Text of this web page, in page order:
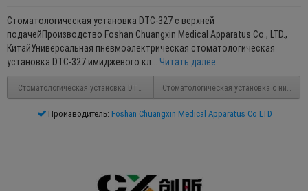
Стоматологическая установка DTC-327 с верхней
подачейПроизводство Foshan Chuangxin Medical Apparatus Co., LTD.,
КитайУниверсальная пневмоэлектрическая стоматологическая
установка DTC-327 имиджевого кл... Читать далее...
Стоматологическая установка DTC-327 с верхней подачейСтоматологическая установка с нижней
Производитель: Foshan Chuangxin Medical Apparatus Co LTD